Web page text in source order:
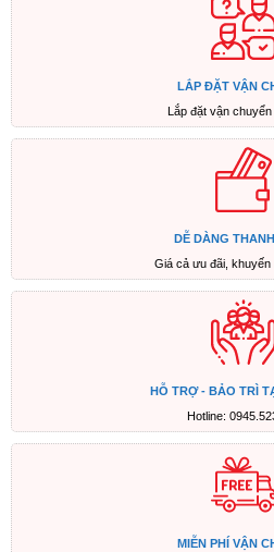
LẮP ĐẶT VẬN
Lắp đặt vận chuyển
DỄ DÀNG
Giá cả ưu đãi, khuyến
HỖ TRỢ - BẢO TRÌ
Hotline:
MIỄN PHÍ VẬN